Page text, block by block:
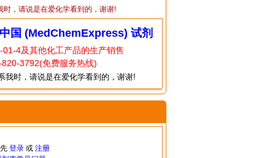
时，请说是在爱化学看到的，谢谢!
国 (MedChemExpress) 试剂
4及其他化工产品的生产销售
3792(免费服务热线)
我时，请说是在爱化学看到的，谢谢!
登录或 注册